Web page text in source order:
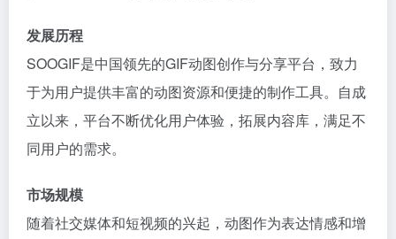
发展历程
SOOGIF是中国领先的GIF动图创作与分享平台，致力
于为用户提供丰富的动图资源和便捷的制作工具。自成
立以来，平台不断优化用户体验，拓展内容库，满足不
同用户的需求。
市场规模
随着社交媒体和短视频的兴起，动图作为表达情感和增